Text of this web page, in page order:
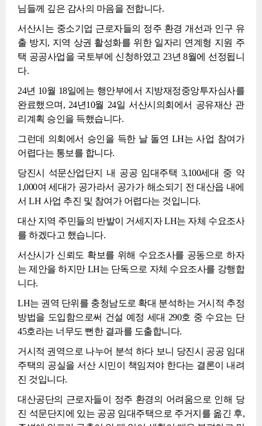
님들께 깊은 감사의 마음을 전합니다.
서산시는 중소기업 근로자들의 정주 환경 개선과 인구 유
출 방지, 지역 상권 활성화를 위한 일자리 연계형 지원 주
택 공공사업을 국토부에 신청하였고 23년 8월에 선정됩니
다.
24년 10월 18일에는 행안부에서 지방재정중앙투자심사를
완료했으며, 24년10월 24일 서산시의회에서 공유재산 관
리계획 승인을 득했습니다.
그런데 의회에서 승인을 득한 날 돌연 LH는 사업 참여가
어렵다는 통보를 합니다.
당진시 석문산업단지 내 공공 임대주택 3,100세대 중 약
1,000여 세대가 공가라서 공가가 해소되기 전 대산읍 내에
서 LH 사업 추진 및 참여가 어렵다는 것입니다.
대산 지역 주민들의 반발이 거세지자 LH는 자체 수요조사
를 하겠다고 했습니다.
서산시가 신뢰도 확보를 위해 수요조사를 공동으로 하자
는 제안을 하지만 LH는 단독으로 자체 수요조사를 강행합
니다.
LH는 권역 단위를 충청남도로 확대 분석하는 거시적 추정
방법을 도입함으로써 건설 예정 세대 290호 중 수요는 단
45호라는 너무도 뻔한 결과를 도출합니다.
거시적 권역으로 나누어 분석 하다 보니 당진시 공공 임대
주택의 공실을 서산 시민이 책임져야 한다는 결론이 내려
진 것입니다.
대산공단의 근로자들이 정주 환경의 어려움으로 인해 당
진 석문단지에 있는 공공 임대주택으로 주거지를 옮긴 후,